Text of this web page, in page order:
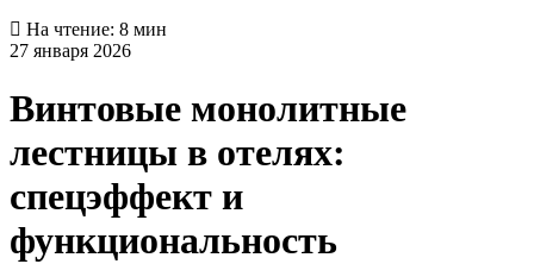
На чтение: 8 мин
27 января 2026
Винтовые монолитные
лестницы в отелях:
спецэффект и
функциональность